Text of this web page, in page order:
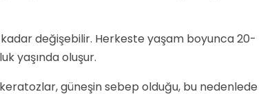
değişebilir. Herkeste yaşam boyunca 20-
yaşında oluşur.
güneşin sebep olduğu, bu nedenlede